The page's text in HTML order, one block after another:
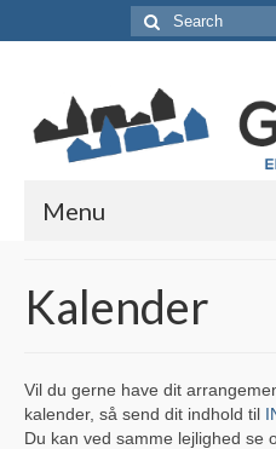
Search
for:
Menu
Borgerforeningen /
Kalender
Vil du gerne have dit
kalender, så send dit indhold til
Du kan ved samme lejlighed se